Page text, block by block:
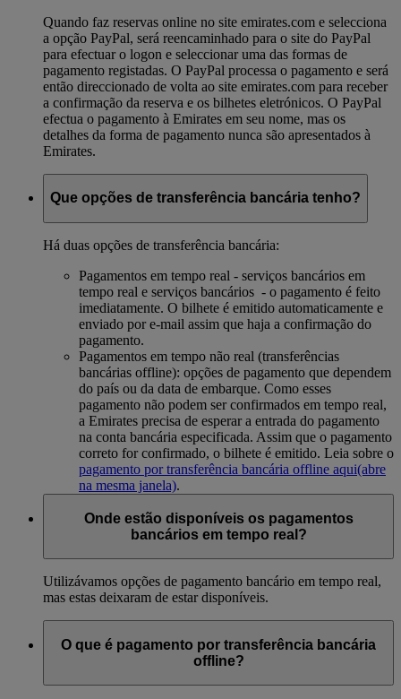
Quando faz reservas online no site emirates.com e selecciona
a opção PayPal, será reencaminhado para o site do PayPal
para efectuar o logon e seleccionar uma das formas de
pagamento registadas. O PayPal processa o pagamento e será
então direccionado de volta ao site emirates.com para receber
a confirmação da reserva e os bilhetes eletrónicos. O PayPal
efectua o pagamento à Emirates em seu nome, mas os
detalhes da forma de pagamento nunca são apresentados à
Emirates.
Que opções de transferência bancária tenho?
Há duas opções de transferência bancária:
Pagamentos em tempo real - serviços bancários em
tempo real e serviços bancários - o pagamento é feito
imediatamente. O bilhete é emitido automaticamente e
enviado por e-mail assim que haja a confirmação do
pagamento.
Pagamentos em tempo não real (transferências
bancárias offline): opções de pagamento que dependem
do país ou da data de embarque. Como esses
pagamento não podem ser confirmados em tempo real,
a Emirates precisa de esperar a entrada do pagamento
na conta bancária especificada. Assim que o pagamento
correto for confirmado, o bilhete é emitido. Leia sobre o
pagamento por transferência bancária offline aqui(abre
na mesma janela).
Onde estão disponíveis os pagamentos
bancários em tempo real?
Utilizávamos opções de pagamento bancário em tempo real,
mas estas deixaram de estar disponíveis.
O que é pagamento por transferência bancária
offline?